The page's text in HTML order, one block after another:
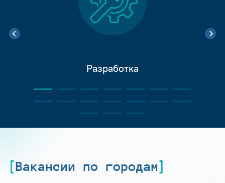
Разработка
Вакансии по городам